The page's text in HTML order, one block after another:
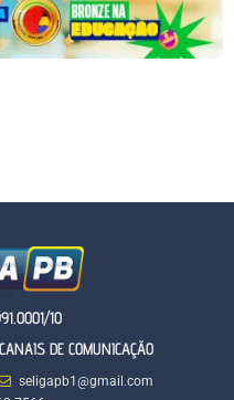
10
DE COMUNICAÇÃO
seligapb1@gmail.com